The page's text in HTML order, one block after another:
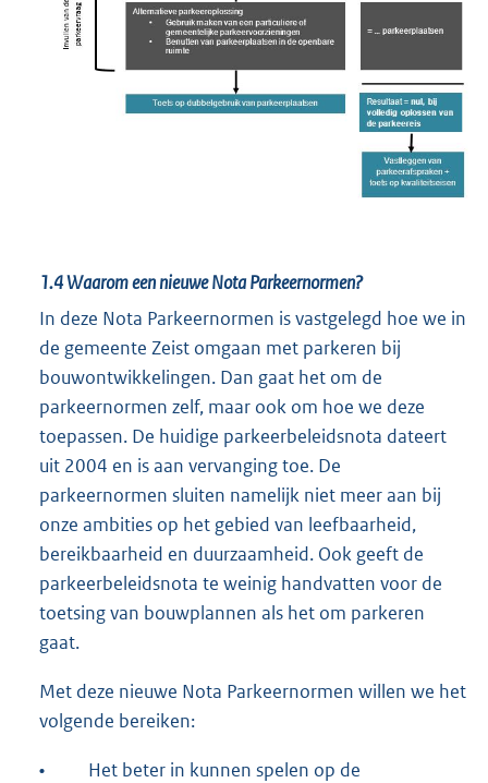
1.4Waarom een nieuwe Nota Parkeernormen?
In deze Nota Parkeernormen is vastgelegd hoe we in
de gemeente Zeist omgaan met parkeren bij
bouwontwikkelingen. Dan gaat het om de
parkeernormen zelf, maar ook om hoe we deze
toepassen. De huidige parkeerbeleidsnota dateert
uit 2004 en is aan vervanging toe. De
parkeernormen sluiten namelijk niet meer aan bij
onze ambities op het gebied van leefbaarheid,
bereikbaarheid en duurzaamheid. Ook geeft de
parkeerbeleidsnota te weinig handvatten voor de
toetsing van bouwplannen als het om parkeren
gaat.
Met deze nieuwe Nota Parkeernormen willen we het
volgende bereiken:
•
Het beter in kunnen spelen op de